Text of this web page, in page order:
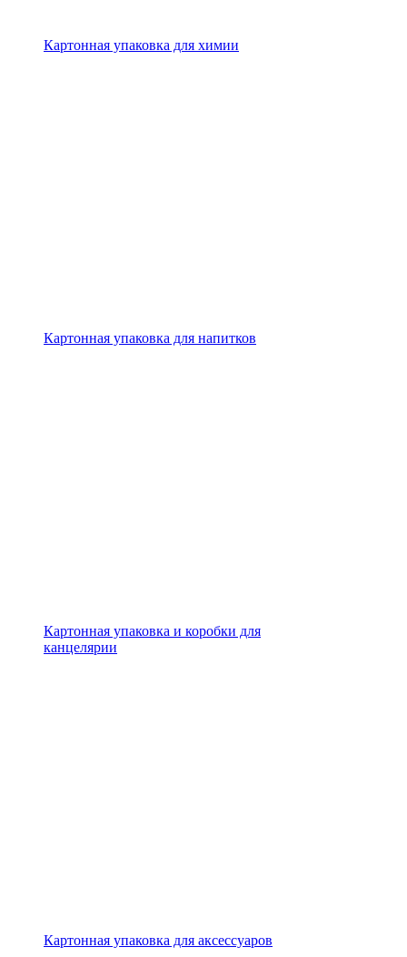
Картонная упаковка для химии
Картонная упаковка для напитков
Картонная упаковка и коробки для
канцелярии
Картонная упаковка для аксессуаров